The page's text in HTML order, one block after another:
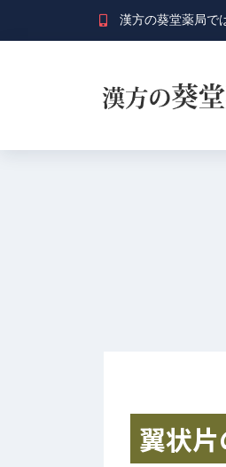
漢方の葵堂薬局で
翼状